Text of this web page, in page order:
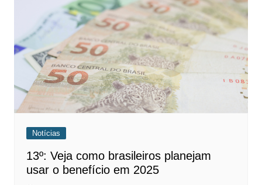
Notícias
13º: Veja como brasileiros planejam
usar o benefício em 2025